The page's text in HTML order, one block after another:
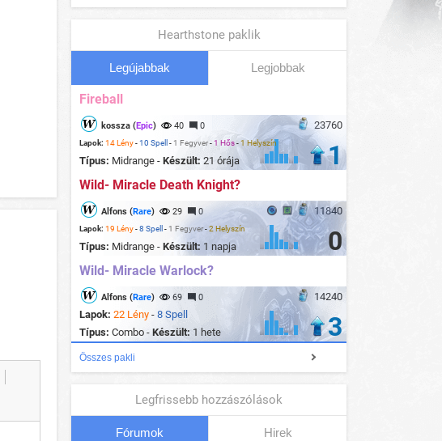
Hearthstone paklik
Legújabbak Legjobbak
Fireball
23760
kossza (Epic) 40 0
Lapok: 14 Lény-10 Spell - 1 Fegyver-1 Hős-1 Helyszín
Típus: Midrange - Készült: 21 órája 1
Wild- Miracle Death Knight?
11840
Alfons (Rare) 29 0
Lapok: 19 Lény-8 Spell - 1 Fegyver-2 Helyszín
Típus: Midrange - Készült: 1 napja 0
Wild- Miracle Warlock?
14240
Alfons (Rare) 69 0
Lapok: 22 Lény - 8 Spell
Típus: Combo - Készült: 1 hete 3
Összes pakli
Legfrissebb hozzászólások
Fórumok Hirek